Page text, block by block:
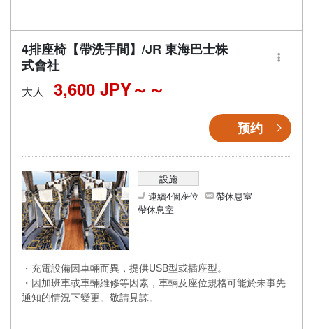
4排座椅【帶洗手間】/JR 東海巴士株
式會社
大人 3,600 JPY～
预约
設施
連續4個座位
帶休息室
帶休息室
・充電設備因車輛而異，提供USB型或插座型。
・因加班車或車輛維修等因素，車輛及座位規格可能於未事先
通知的情況下變更。敬請見諒。